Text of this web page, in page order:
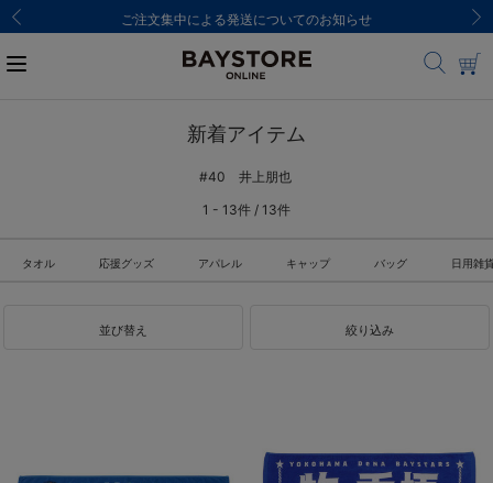
ご注文集中による発送についてのお知らせ
新着アイテム
#40 井上朋也
1 - 13件 / 13件
タオル 応援グッズ アパレル キャップ バッグ 日用雑
並び替え 絞り込み